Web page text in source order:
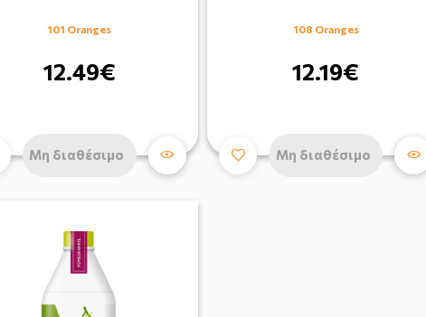
101 Oranges
12.49€
Μη διαθέσιμο
108 Oranges
12.19€
Μη διαθέσιμο